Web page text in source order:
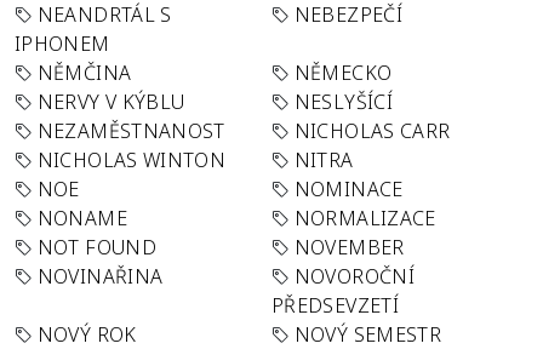
NEANDRTÁL S
IPHONEM
NEBEZPEČÍ
NĚMČINA
NĚMECKO
NERVY V KÝBLU
NESLYŠÍCÍ
NEZAMĚSTNANOST
NICHOLAS CARR
NICHOLAS WINTON
NITRA
NOE
NOMINACE
NONAME
NORMALIZACE
NOT FOUND
NOVEMBER
NOVINAŘINA
NOVOROČNÍ
PŘEDSEVZETÍ
NOVÝ ROK
NOVÝ SEMESTR